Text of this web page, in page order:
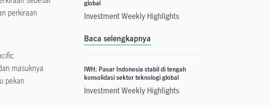
perkiraan
masuknya
pekan
global
Investment Weekly Highlights
Baca selengkapnya
IWH: Pasar Indonesia stabil di tengah
konsolidasi sektor teknologi global
Investment Weekly Highlights